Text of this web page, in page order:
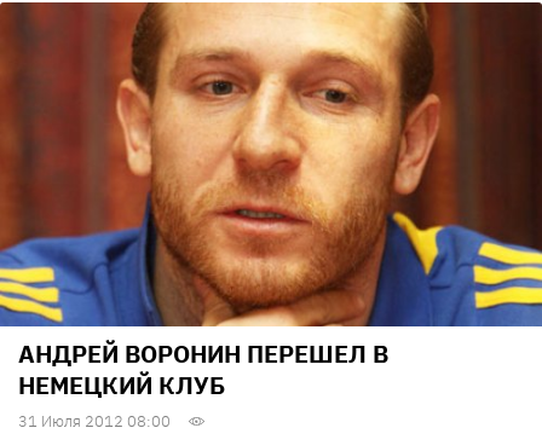
АНДРЕЙ ВОРОНИН ПЕРЕШЕЛ В
НЕМЕЦКИЙ КЛУБ
31 Июля 2012 08:00